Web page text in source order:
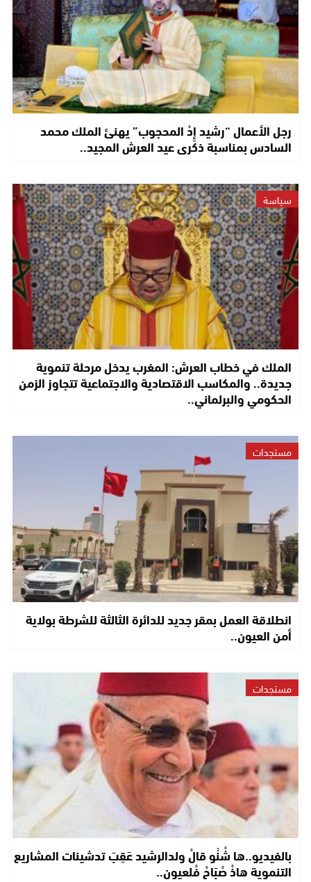
رجل الأعمال “رشيد إِدْ المحجوب” يهنئ الملك محمد
السادس بمناسبة ذكرى عيد العرش المجيد..
سياسة
الملك في خطاب العرش: المغرب يدخل مرحلة تنموية
جديدة.. والمكاسب الاقتصادية والاجتماعية تتجاوز الزمن
الحكومي والبرلماني..
مستجدات
انطلاقة العمل بمقر جديد للدائرة الثالثة للشرطة بولاية
أمن العيون..
مستجدات
بالفيديو..ها شْنُو قالْ ولدالرشيد عَقِبَ تدشينات المشاريع
التنموية هاذْ صْبَاحْ فْلعيون..